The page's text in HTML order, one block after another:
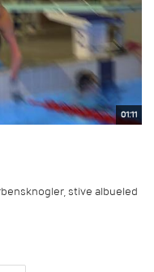
01:11
stive albueled